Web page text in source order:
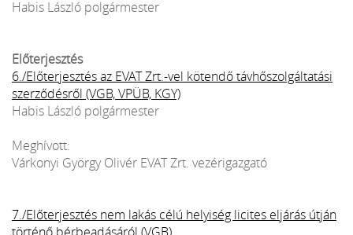
Habis László polgármester
Előterjesztés
6./Előterjesztés az EVAT Zrt.-vel kötendő távhőszolgáltatási
szerződésről (VGB, VPÜB, KGY)
Habis László polgármester
Meghívott:
Várkonyi György Olivér EVAT Zrt. vezérigazgató
7./Előterjesztés nem lakás célú helyiség licites eljárás útján
történő bérbeadásáról (VGB)